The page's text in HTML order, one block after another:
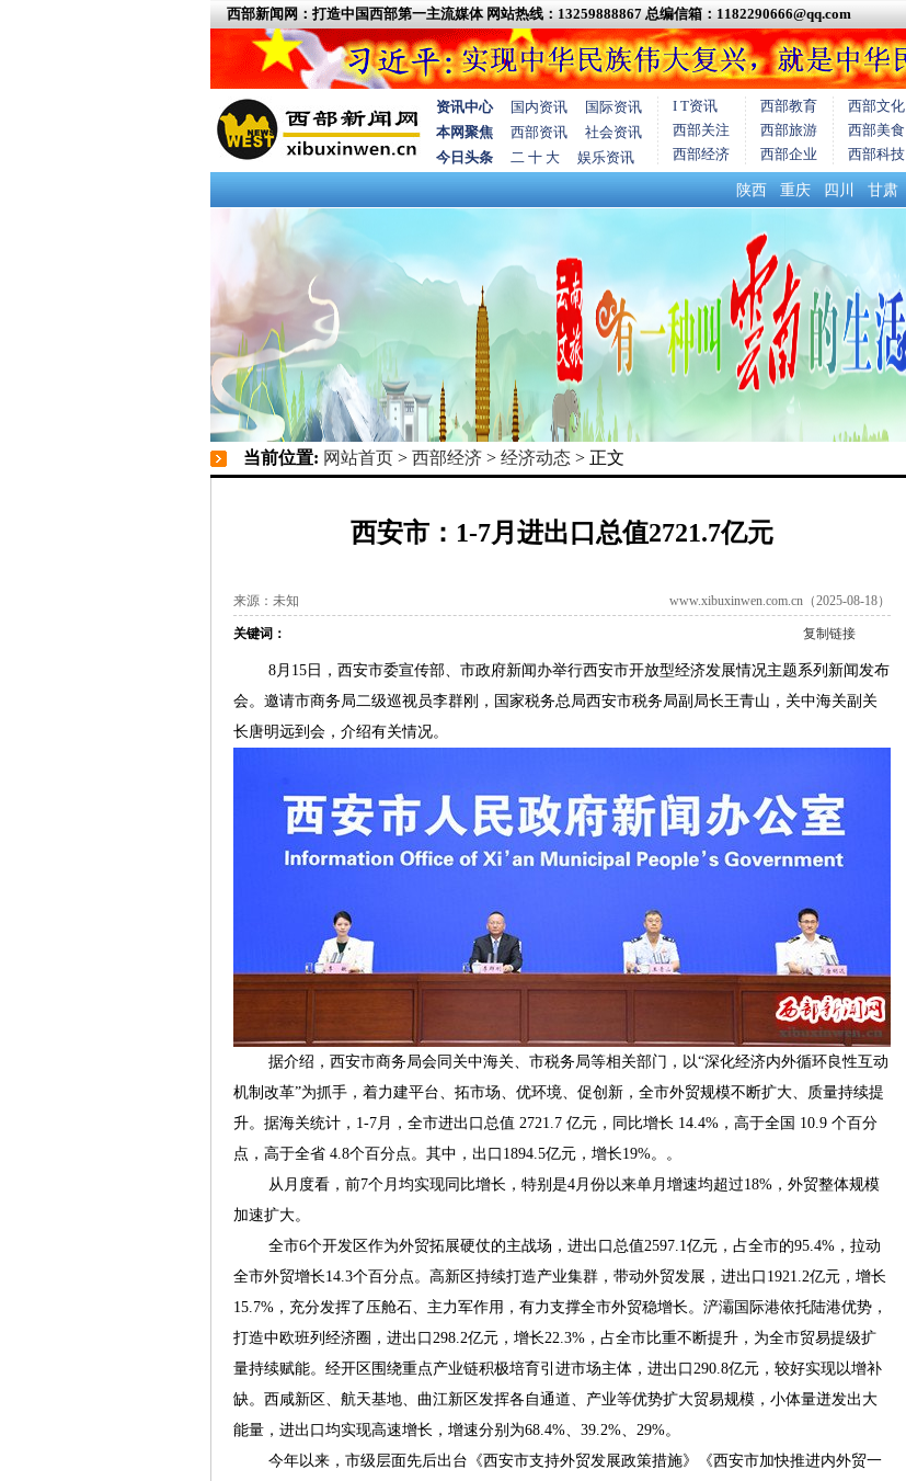
西部新闻网：打造中国西部第一主流媒体 网站热线：13259888867 总编信箱：1182290666@qq.com
资讯中心 国内资讯
国际资讯
本网聚焦
西部资讯
社会资讯
今日头条
二 十 大 娱乐资讯
I T资讯
西部关注
西部经济
西部教育
西部旅游
西部企业
西部文化
西部美食
西部科技
陕西 重庆 四川 甘肃
当前位置: 网站首页 > 西部经济 > 经济动态 > 正文
西安市：1-7月进出口总值2721.7亿元
www.xibuxinwen.com.cn（2025-08-18）
来源：未知
复制链接
关键词：
8月15日，西安市委宣传部、市政府新闻办举行西安市开放型经济发展情况主题系列新闻发布
会。邀请市商务局二级巡视员李群刚，国家税务总局西安市税务局副局长王青山，关中海关副关
长唐明远到会，介绍有关情况。
据介绍，西安市商务局会同关中海关、市税务局等相关部门，以“深化经济内外循环良性互动
机制改革”为抓手，着力建平台、拓市场、优环境、促创新，全市外贸规模不断扩大、质量持续提
升。据海关统计，1-7月，全市进出口总值 2721.7 亿元，同比增长 14.4%，高于全国 10.9 个百分
点，高于全省 4.8个百分点。其中，出口1894.5亿元，增长19%。。
从月度看，前7个月均实现同比增长，特别是4月份以来单月增速均超过18%，外贸整体规模
加速扩大。
全市6个开发区作为外贸拓展硬仗的主战场，进出口总值2597.1亿元，占全市的95.4%，拉动
全市外贸增长14.3个百分点。高新区持续打造产业集群，带动外贸发展，进出口1921.2亿元，增长
15.7%，充分发挥了压舱石、主力军作用，有力支撑全市外贸稳增长。浐灞国际港依托陆港优势，
打造中欧班列经济圈，进出口298.2亿元，增长22.3%，占全市比重不断提升，为全市贸易提级扩
量持续赋能。经开区围绕重点产业链积极培育引进市场主体，进出口290.8亿元，较好实现以增补
缺。西咸新区、航天基地、曲江新区发挥各自通道、产业等优势扩大贸易规模，小体量迸发出大
能量，进出口均实现高速增长，增速分别为68.4%、39.2%、29%。
今年以来，市级层面先后出台《西安市支持外贸发展政策措施》《西安市加快推进内外贸一